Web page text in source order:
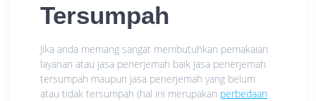
Tersumpah
Jika anda memang sangat membutuhkan pemakaian
layanan atau jasa penerjemah baik jasa penerjemah
tersumpah maupun jasa penerjemah yang belum
atau tidak tersumpah (hal ini merupakan perbedaan